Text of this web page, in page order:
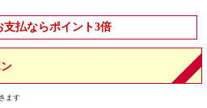
支払ならポイント3倍
ます